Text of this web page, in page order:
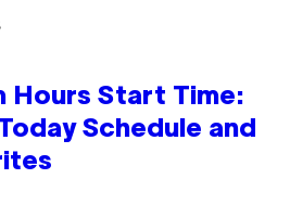
Hours Start Time:
Schedule and